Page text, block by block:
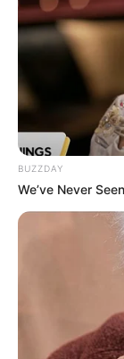
Minha casa
BUZZDAY
We’ve Never